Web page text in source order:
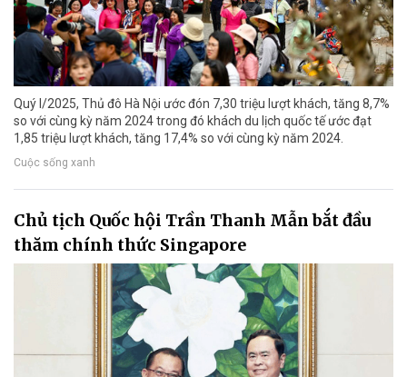
Quý I/2025, Thủ đô Hà Nội ước đón 7,30 triệu lượt khách, tăng 8,7%
so với cùng kỳ năm 2024 trong đó khách du lịch quốc tế ước đạt
1,85 triệu lượt khách, tăng 17,4% so với cùng kỳ năm 2024.
Cuộc sống xanh
Chủ tịch Quốc hội Trần Thanh Mẫn bắt đầu
thăm chính thức Singapore